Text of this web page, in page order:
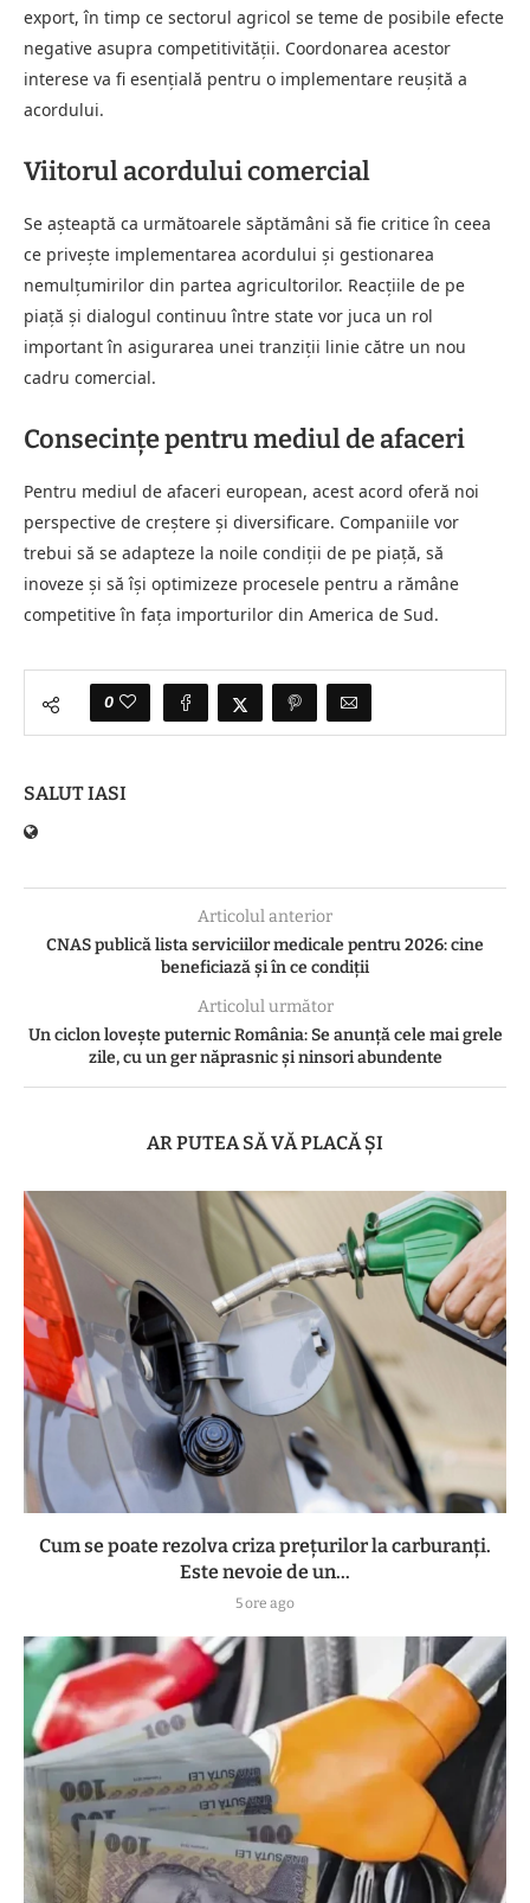
export, în timp ce sectorul agricol se teme de posibile efecte
negative asupra competitivității. Coordonarea acestor
interese va fi esențială pentru o implementare reușită a
acordului.
Viitorul acordului comercial
Se așteaptă ca următoarele săptămâni să fie critice în ceea
ce privește implementarea acordului și gestionarea
nemulțumirilor din partea agricultorilor. Reacțiile de pe
piață și dialogul continuu între state vor juca un rol
important în asigurarea unei tranziții linie către un nou
cadru comercial.
Consecințe pentru mediul de afaceri
Pentru mediul de afaceri european, acest acord oferă noi
perspective de creștere și diversificare. Companiile vor
trebui să se adapteze la noile condiții de pe piață, să
inoveze și să își optimizeze procesele pentru a rămâne
competitive în fața importurilor din America de Sud.
0
SALUT IASI
Articolul anterior
CNAS publică lista serviciilor medicale pentru 2026: cine
beneficiază și în ce condiții
Articolul următor
Un ciclon lovește puternic România: Se anunță cele mai grele
zile, cu un ger năprasnic și ninsori abundente
AR PUTEA SĂ VĂ PLACĂ ȘI
Cum se poate rezolva criza prețurilor la carburanți.
Este nevoie de un...
5 ore ago